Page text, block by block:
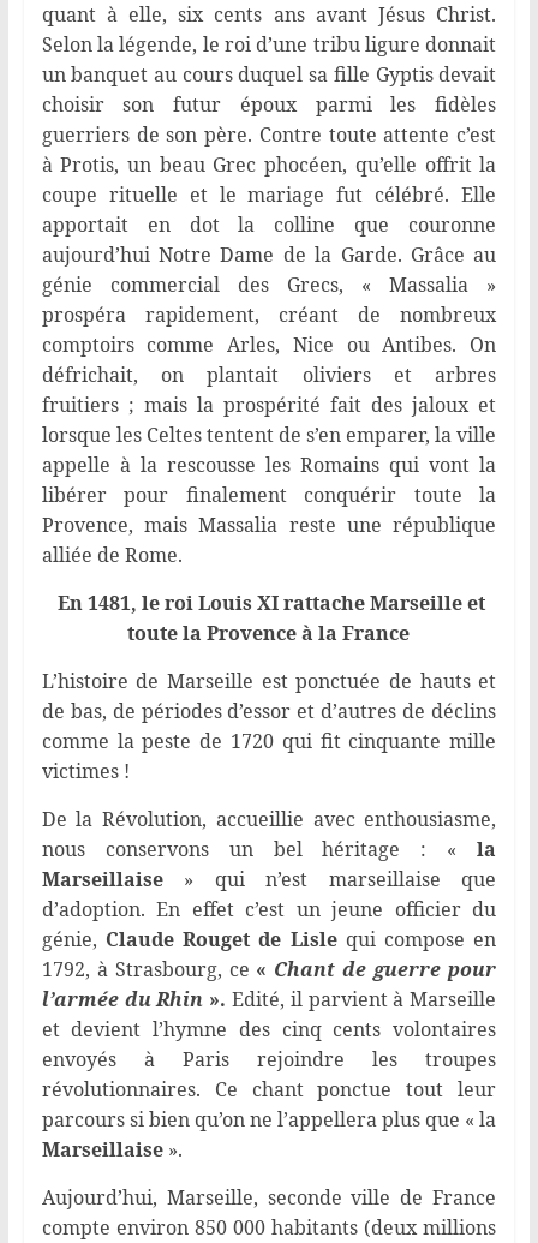
quant à elle, six cents ans avant Jésus Christ.
Selon la légende, le roi d’une tribu ligure donnait
un banquet au cours duquel sa fille Gyptis devait
choisir son futur époux parmi les fidèles
guerriers de son père. Contre toute attente c’est
à Protis, un beau Grec phocéen, qu’elle offrit la
coupe rituelle et le mariage fut célébré. Elle
apportait en dot la colline que couronne
aujourd’hui Notre Dame de la Garde. Grâce au
génie commercial des Grecs, « Massalia »
prospéra rapidement, créant de nombreux
comptoirs comme Arles, Nice ou Antibes. On
défrichait, on plantait oliviers et arbres
fruitiers ; mais la prospérité fait des jaloux et
lorsque les Celtes tentent de s’en emparer, la ville
appelle à la rescousse les Romains qui vont la
libérer pour finalement conquérir toute la
Provence, mais Massalia reste une république
alliée de Rome.
En 1481, le roi Louis XI rattache Marseille et
toute la Provence à la France
L’histoire de Marseille est ponctuée de hauts et
de bas, de périodes d’essor et d’autres de déclins
comme la peste de 1720 qui fit cinquante mille
victimes !
De la Révolution, accueillie avec enthousiasme,
nous conservons un bel héritage : «la
Marseillaise » qui n’est marseillaise que
d’adoption. En effet c’est un jeune officier du
génie, Claude Rouget de Lisle qui compose en
1792, à Strasbourg, ce « Chant de guerre pour
l’armée du Rhin ». Edité, il parvient à Marseille
et devient l’hymne des cinq cents volontaires
envoyés à Paris rejoindre les troupes
révolutionnaires. Ce chant ponctue tout leur
parcours si bien qu’on ne l’appellera plus que « la
Marseillaise».
Aujourd’hui, Marseille, seconde ville de France
compte environ 850 000 habitants (deux millions